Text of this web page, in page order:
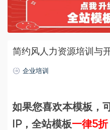
简约风人力资源培训与
企业培训
如果您喜欢本模板，
IP，全站模板一律5折